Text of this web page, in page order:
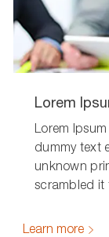
Lorem
Lorem
dummy text
unknown
scrambled it
Learn more